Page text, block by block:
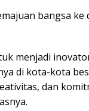
bangsa ke
menjadi
di kota-kota
dan